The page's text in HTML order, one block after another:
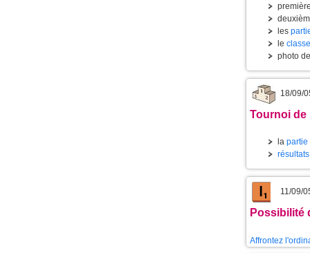
les
le
photo
18/09/
Tournoi de
la partie
11/09/
Possibilité
Affrontez